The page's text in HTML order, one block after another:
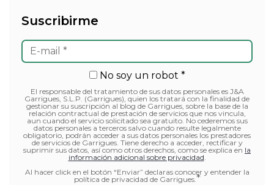
Suscribirme
No soy un robot *
El responsable del tratamiento de sus datos personales es J&A
Garrigues, S.L.P. (Garrigues), quien los tratará con la finalidad de
gestionar su suscripción al blog de Garrigues, sobre la base de la
relación contractual de prestación de servicios que nos vincula,
aun cuando el servicio solicitado sea gratuito. No cederemos sus
datos personales a terceros salvo cuando resulte legalmente
obligatorio, podrán acceder a sus datos personales los prestadores
de servicios de Garrigues. Tiene derecho a acceder, rectificar y
suprimir sus datos, así como otros derechos, como se explica en la
información adicional sobre privacidad
Al hacer click en el botón “Enviar” declaras conocer y entender la
política de privacidad de Garrigues. *